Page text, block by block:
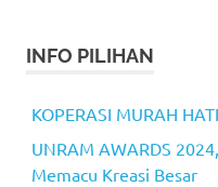
INFO PILIHAN
KOPERASI MURAH HATI
UNRAM AWARDS
Memacu Kreasi Besar